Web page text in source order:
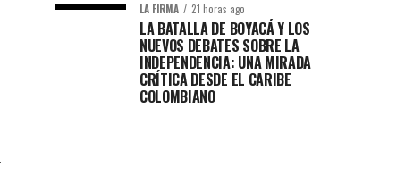
LA FIRMA 21 horas ago
LA BATALLA DE BOYACÁ Y LOS
NUEVOS DEBATES SOBRE LA
INDEPENDENCIA: UNA MIRADA
CRÍTICA DESDE EL CARIBE
COLOMBIANO